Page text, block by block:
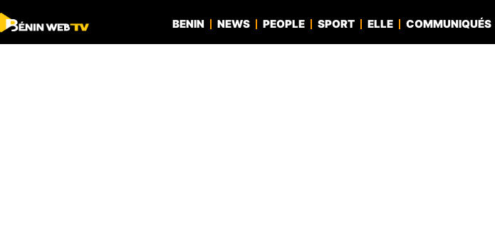
BENIN NEWS PEOPLE SPORT ELLE COMMUNIQUÉS